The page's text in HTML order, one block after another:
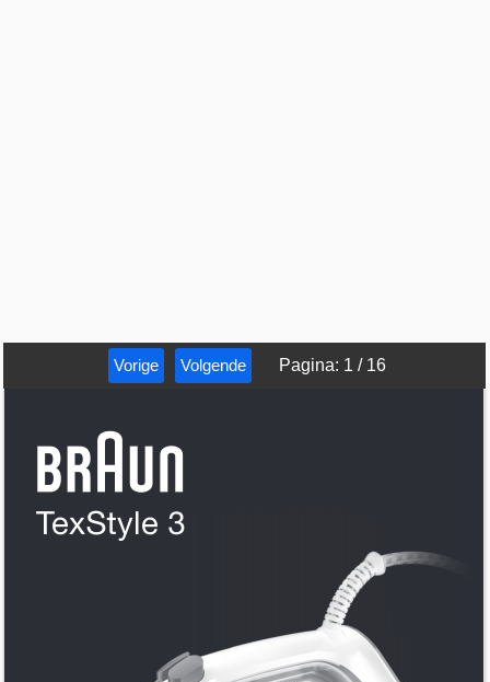
Vorige Volgende Pagina: 1 / 16